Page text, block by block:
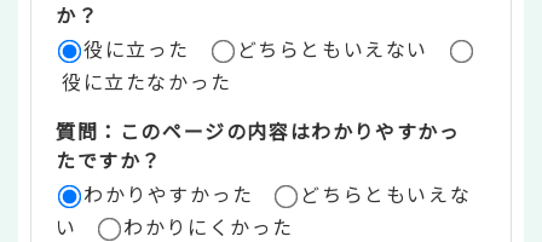
評
価
リ
ア
か？
役に立った
どちらともいえない
役に立たなかった
質問：このページの内容はわかりやすかっ
たですか？
わかりやすかった
どちらともいえな
い
わかりにくかった